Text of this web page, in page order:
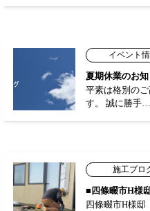
イベント
夏期休業のお
平素は格別の
す。 誠に勝手…
施工ブロ
■四條畷市H様
四條畷市H様